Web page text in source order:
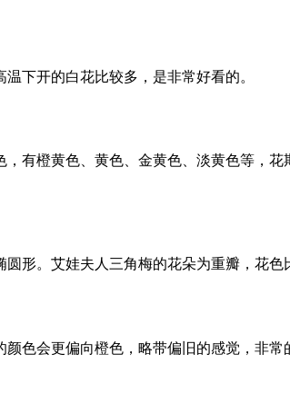
下开的白花比较多，是非常好看的。
有橙黄色、黄色、金黄色、淡黄色等，
形。艾娃夫人三角梅的花朵为重瓣，花
色会更偏向橙色，略带偏旧的感觉，非常